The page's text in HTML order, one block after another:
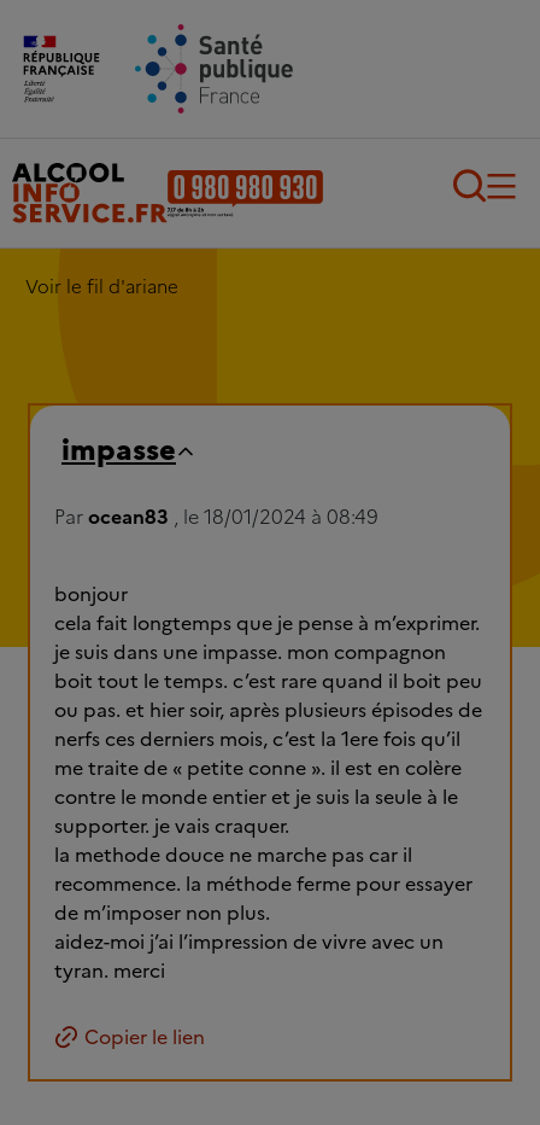
Aller au contenu principal
Voir le fil d'ariane
impasse
Parocean83 , le 18/01/2024 à 08:49
bonjour
cela fait longtemps que je pense à m’exprimer.
je suis dans une impasse. mon compagnon
boit tout le temps. c’est rare quand il boit peu
ou pas. et hier soir, après plusieurs épisodes de
nerfs ces derniers mois, c’est la 1ere fois qu’il
me traite de « petite conne ». il est en colère
contre le monde entier et je suis la seule à le
supporter. je vais craquer.
la methode douce ne marche pas car il
recommence. la méthode ferme pour essayer
de m’imposer non plus.
aidez-moi j’ai l’impression de vivre avec un
tyran. merci
Copier le lien